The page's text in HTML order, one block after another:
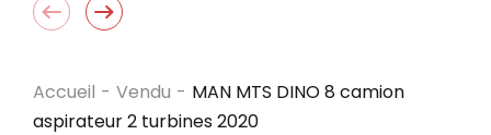
Accueil - Vendu - MAN MTS DINO 8 camion
aspirateur 2 turbines 2020